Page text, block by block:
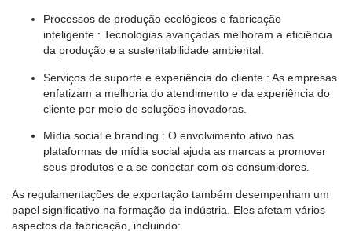
Processos de produção ecológicos e fabricação
inteligente : Tecnologias avançadas melhoram a eficiência
da produção e a sustentabilidade ambiental.
Serviços de suporte e experiência do cliente : As empresas
enfatizam a melhoria do atendimento e da experiência do
cliente por meio de soluções inovadoras.
Mídia social e branding : O envolvimento ativo nas
plataformas de mídia social ajuda as marcas a promover
seus produtos e a se conectar com os consumidores.
As regulamentações de exportação também desempenham um
papel significativo na formação da indústria. Eles afetam vários
aspectos da fabricação, incluindo: